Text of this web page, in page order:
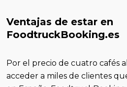
Ventajas de estar en
FoodtruckBooking.es
Por el precio de cuatro cafés
acceder a miles de clientes